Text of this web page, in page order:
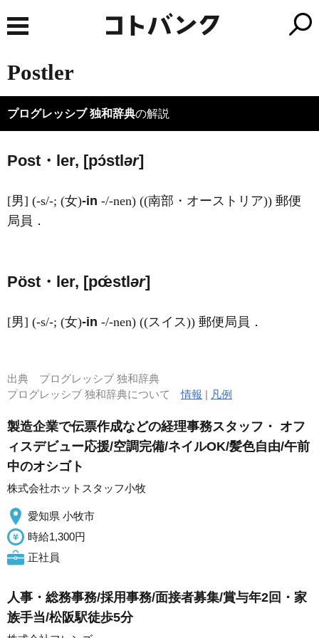
Postler
プログレッシブ 独和辞典の解説
Post・ler, [pɔ́stlər]
[男] (-s/-; (女)-in -/-nen) ((南部・オーストリア)) 郵便
局員．
Pöst・ler, [pœ́stlər]
[男] (-s/-; (女)-in -/-nen) ((スイス)) 郵便局員．
出典 プログレッシブ 独和辞典
プログレッシブ 独和辞典について情報 | 凡例
製造企業で伝票作成などの経理事務スタッフ・ オフ
ィスデビュー応援/空調完備/ネイルOK/髪色自由/午前
中のオシゴト
株式会社ホットスタッフ小牧
愛知県 小牧市
時給1,300円
正社員
人事・総務事務/採用事務/面接者募集/賞与年2回・家
族手当/松阪駅徒歩5分